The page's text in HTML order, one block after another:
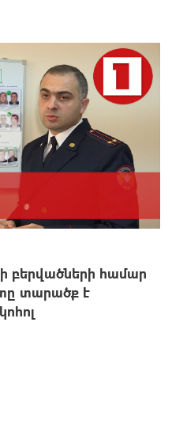
բերվածների համար
տարածք է